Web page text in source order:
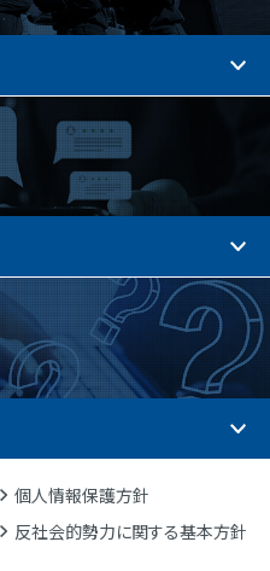
個人情報保護方針
反社会的勢力に関する基本方針